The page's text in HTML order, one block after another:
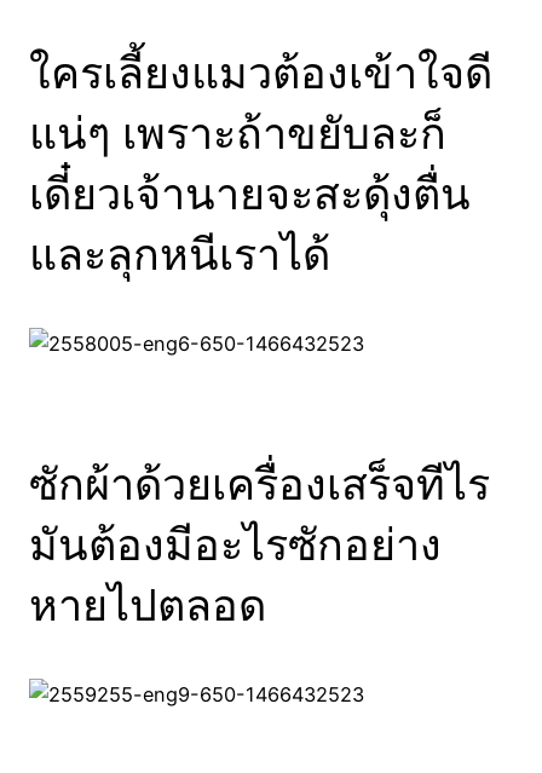
ใครเลี้ยงแมวต้องเข้าใจดี
แน่ๆ เพราะถ้าขยับละก็
เดี๋ยวเจ้านายจะสะดุ้งตื่น
และลุกหนีเราได้
ซักผ้าด้วยเครื่องเสร็จทีไร
มันต้องมีอะไรซักอย่าง
หายไปตลอด